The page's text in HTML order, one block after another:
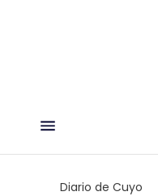
Diario de Cuyo